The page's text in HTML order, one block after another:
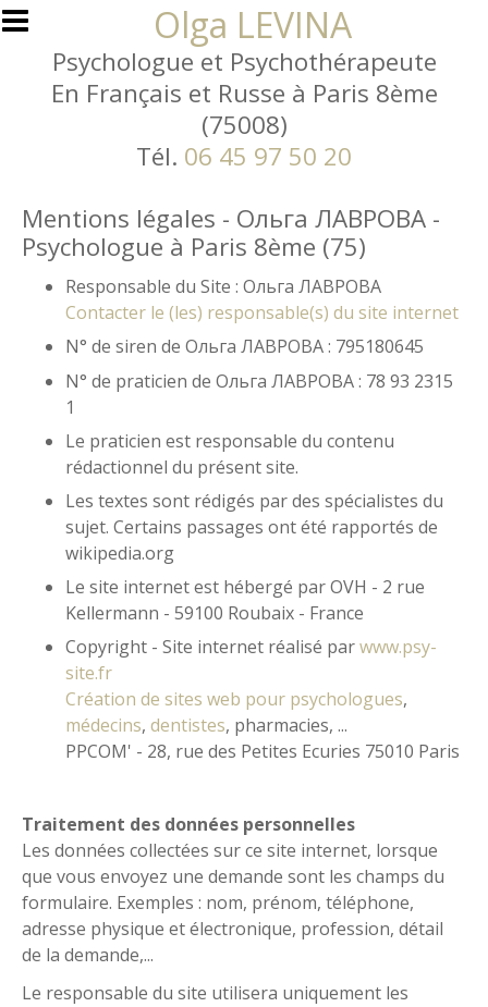
Aller au contenu principalOlga LEVINA
Psychologue et Psychothérapeute
En Français et Russe à Paris 8ème
(75008)
Tél. 06 45 97 50 20
Mentions légales - Ольга ЛАВРОВА -
Psychologue à Paris 8ème (75)
Responsable du Site : Ольга ЛАВРОВА
Contacter le (les) responsable(s) du site internet
N° de siren de Ольга ЛАВРОВА : 795180645
N° de praticien de Ольга ЛАВРОВА : 78 93 2315
1
Le praticien est responsable du contenu
rédactionnel du présent site.
Les textes sont rédigés par des spécialistes du
sujet. Certains passages ont été rapportés de
wikipedia.org
Le site internet est hébergé par OVH - 2 rue
Kellermann - 59100 Roubaix - France
Copyright - Site internet réalisé parwww.psy-
site.fr
Création de sites web pour psychologues,
médecins, dentistes, pharmacies, ...
PPCOM' - 28, rue des Petites Ecuries 75010 Paris
Traitement des données personnelles
Les données collectées sur ce site internet, lorsque
que vous envoyez une demande sont les champs du
formulaire. Exemples : nom, prénom, téléphone,
adresse physique et électronique, profession, détail
de la demande,...
Le responsable du site utilisera uniquement les